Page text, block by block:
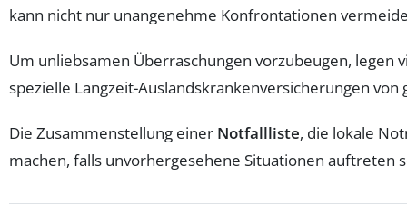
kann nicht nur unangenehme Konfrontationen
Um unliebsamen Überraschungen vorzubeugen, legen
spezielle Langzeit-Auslandskrankenversicherungen
Die Zusammenstellung einer Notfallliste, die lokale
machen, falls unvorhergesehene Situationen auftreten